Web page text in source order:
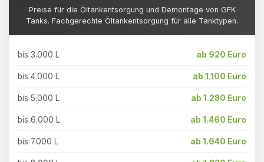
Preise für die Öltankentsorgung und Demontage von GFK
Tanks. Fachgerechte Öltankentsorgung für alle Tanktypen.
bis 3.000 L ab 920 Euro
bis 4.000 L ab 1.100 Euro
bis 5.000 L ab 1.280 Euro
bis 6.000 L ab 1.460 Euro
bis 7.000 L ab 1.640 Euro